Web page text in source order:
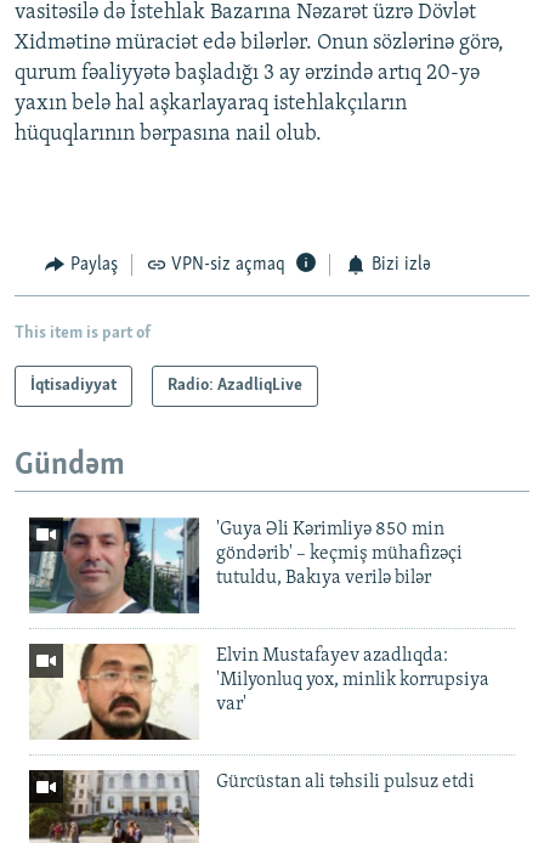
vasitəsilə də İstehlak Bazarına Nəzarət üzrə Dövlət
Xidmətinə müraciət edə bilərlər. Onun sözlərinə görə,
qurum fəaliyyətə başladığı 3 ay ərzində artıq 20-yə
yaxın belə hal aşkarlayaraq istehlakçıların
hüquqlarının bərpasına nail olub.
Paylaş VPN-siz açmaq Bizi izlə
This item is part of
İqtisadiyyat Radio: AzadliqLive
Gündəm
'Guya Əli Kərimliyə 850 min
göndərib' – keçmiş mühafizəçi
tutuldu, Bakıya verilə bilər
Elvin Mustafayev azadlıqda:
'Milyonluq yox, minlik korrupsiya
var'
Gürcüstan ali təhsili pulsuz etdi